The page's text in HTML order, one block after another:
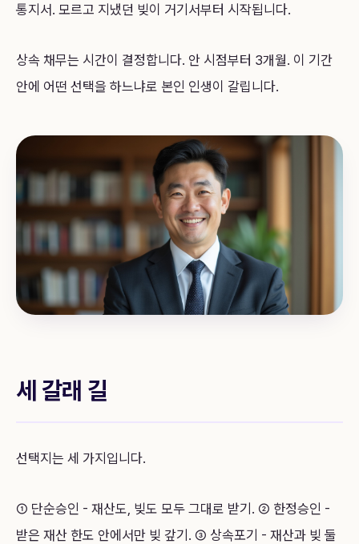
통지서. 모르고 지냈던 빚이 거기서부터 시작됩니다.
상속 채무는 시간이 결정합니다. 안 시점부터 3개월. 이 기간
안에 어떤 선택을 하느냐로 본인 인생이 갈립니다.
세 갈래 길
선택지는 세 가지입니다.
① 단순승인 - 재산도, 빚도 모두 그대로 받기. ② 한정승인 -
받은 재산 한도 안에서만 빚 갚기. ③ 상속포기 - 재산과 빚 둘